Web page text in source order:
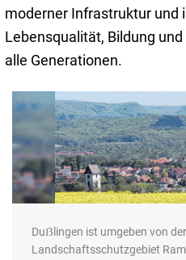
moderner Infrastruktur und
Lebensqualität, Bildung
alle Generationen.
Duẞlingen ist umgeben von
Landschaftsschutzgebiet